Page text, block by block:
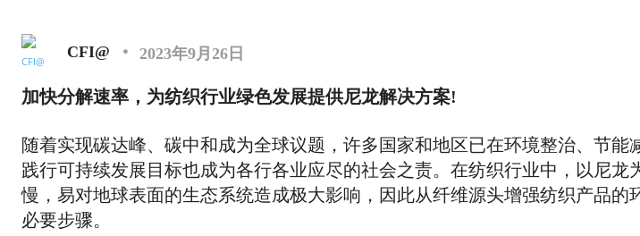
CFI@ 2023年9月26日
加快分解速率，为纺织行业绿色发展提供尼龙解决方案!
随着实现碳达峰、碳中和成为全球议题，许多国家和地区已在环境整治、节能
践行可持续发展目标也成为各行各业应尽的社会之责。在纺织行业中，以尼龙
慢，易对地球表面的生态系统造成极大影响，因此从纤维源头增强纺织产品的
必要步骤。